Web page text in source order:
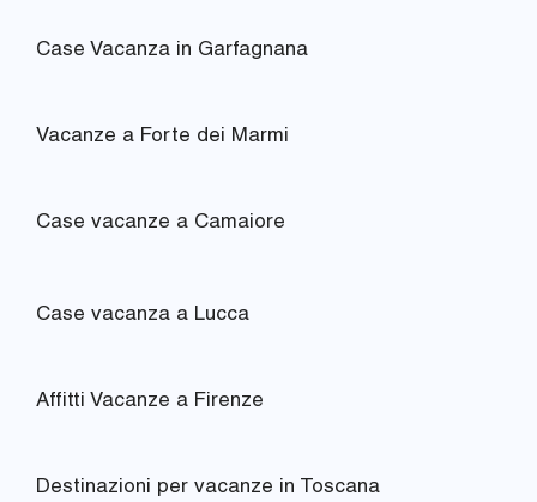
Case Vacanza in Garfagnana
Vacanze a Forte dei Marmi
Case vacanze a Camaiore
Case vacanza a Lucca
Affitti Vacanze a Firenze
Destinazioni per vacanze in Toscana